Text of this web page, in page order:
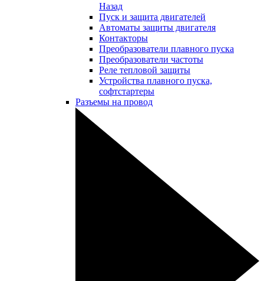
Назад
Пуск и защита двигателей
Автоматы защиты двигателя
Контакторы
Преобразователи плавного пуска
Преобразователи частоты
Реле тепловой защиты
Устройства плавного пуска,
софтстартеры
Разъемы на провод